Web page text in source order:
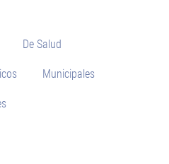
De Salud
Municipales